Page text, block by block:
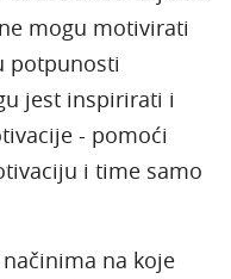
mogu motivirati
potpunosti
jest inspirirati i
- pomoći
i time samo
na koje